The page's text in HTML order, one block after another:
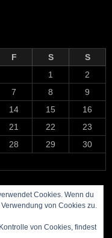
F S
S
1
2
7 8
9
14 15
16
21 22
23
28 29
30
Cookies. Wenn du
von Cookies zu.
von Cookies, findest